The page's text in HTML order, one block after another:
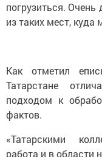
погрузиться.
из таких мест,
Как отметил
Татарстане
подходом к
фактов.
«Татарскими
работа и в области